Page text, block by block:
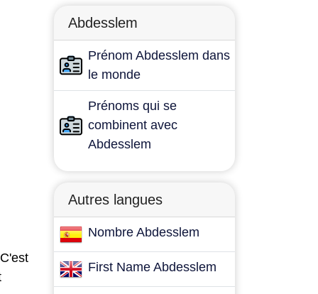
Abdesslem
Prénom Abdesslem dans
le monde
Prénoms qui se
combinent avec
Abdesslem
Autres langues
Nombre Abdesslem
First Name Abdesslem